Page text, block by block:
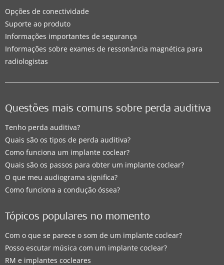
Opções de conectividade
Suporte ao produto
Informações importantes de segurança
Informações sobre exames de ressonância magnética para
radiologistas
Questões mais comuns sobre perda auditiva
Tenho perda auditiva?
Quais são os tipos de perda auditiva?
Como funciona um implante coclear?
Quais são os passos para obter um implante coclear?
O que meu audiograma significa?
Como funciona a condução óssea?
Tópicos populares no momento
Com o que se parece o som de um implante coclear?
Posso escutar música com um implante coclear?
RM e implantes cocleares